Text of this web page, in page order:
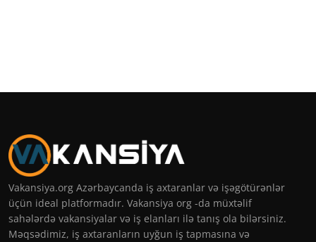
Vakansiya.org Azərbaycanda iş axtaranlar və işəgötürənlər
üçün ideal platformadır. Vakansiya org -da müxtəlif
sahələrdə vakansiyalar və iş elanları ilə tanış ola bilərsiniz.
Məqsədimiz, iş axtaranların uyğun iş tapmasına və